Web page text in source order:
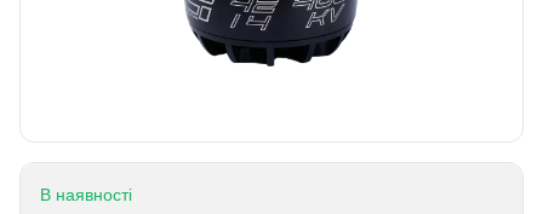
В наявності